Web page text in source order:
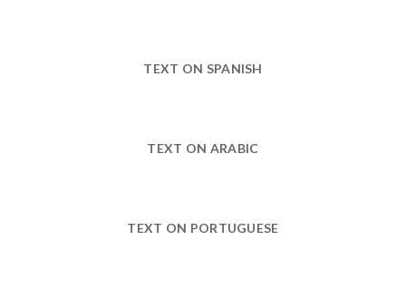
TEXT ON SPANISH
TEXT ON ARABIC
TEXT ON PORTUGUESE